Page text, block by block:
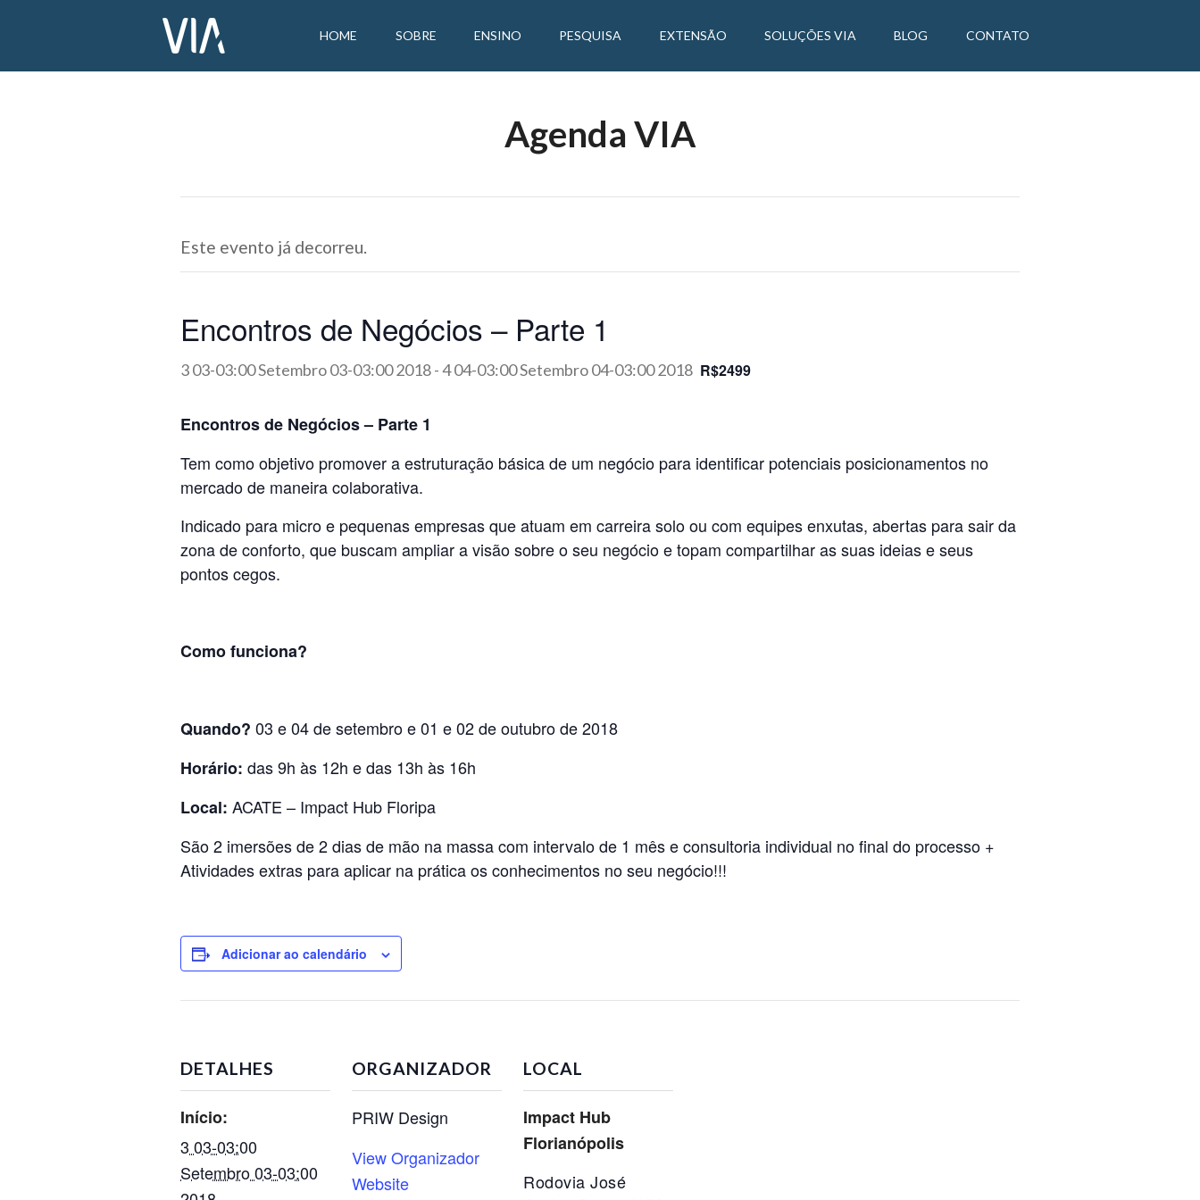
HOME SOBRE ENSINO PESQUISA EXTENSÃO SOLUÇÕES VIA BLOG CONTATO
Agenda VIA
Este evento já decorreu.
Encontros de Negócios – Parte 1
3 03-03:00 Setembro 03-03:00 2018-4 04-03:00 Setembro 04-03:00 2018 R$2499
Encontros de Negócios – Parte 1
Tem como objetivo promover a estruturação básica de um negócio para identificar potenciais posicionamentos no
mercado de maneira colaborativa.
Indicado para micro e pequenas empresas que atuam em carreira solo ou com equipes enxutas, abertas para sair da
zona de conforto, que buscam ampliar a visão sobre o seu negócio e topam compartilhar as suas ideias e seus
pontos cegos.
Como funciona?
Quando? 03 e 04 de setembro e 01 e 02 de outubro de 2018
Horário: das 9h às 12h e das 13h às 16h
Local: ACATE – Impact Hub Floripa
São 2 imersões de 2 dias de mão na massa com intervalo de 1 mês e consultoria individual no final do processo +
Atividades extras para aplicar na prática os conhecimentos no seu negócio!!!
Adicionar ao calendário
DETALHES
Início:
3 03-03:00
Setembro 03-03:00
ORGANIZADOR
PRIW Design
View Organizador
Website
LOCAL
Impact Hub
Florianópolis
Rodovia José